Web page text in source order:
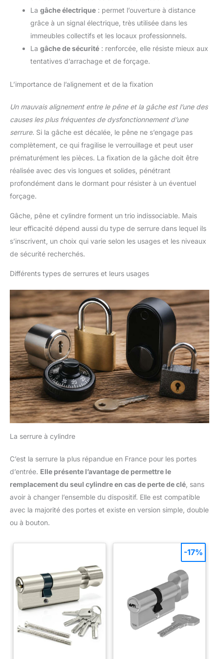
La gâche électrique : permet l’ouverture à distance
grâce à un signal électrique, très utilisée dans les
immeubles collectifs et les locaux professionnels.
La gâche de sécurité : renforcée, elle résiste mieux aux
tentatives d’arrachage et de forçage.
L’importance de l’alignement et de la fixation
Un mauvais alignement entre le pêne et la gâche est l’une des
causes les plus fréquentes de dysfonctionnement d’une
serrure. Si la gâche est décalée, le pêne ne s’engage pas
complètement, ce qui fragilise le verrouillage et peut user
prématurément les pièces. La fixation de la gâche doit être
réalisée avec des vis longues et solides, pénétrant
profondément dans le dormant pour résister à un éventuel
forçage.
Gâche, pêne et cylindre forment un trio indissociable. Mais
leur efficacité dépend aussi du type de serrure dans lequel ils
s’inscrivent, un choix qui varie selon les usages et les niveaux
de sécurité recherchés.
Différents types de serrures et leurs usages
La serrure à cylindre
C’est la serrure la plus répandue en France pour les portes
d’entrée. Elle présente l’avantage de permettre le
remplacement du seul cylindre en cas de perte de clé , sans
avoir à changer l’ensemble du dispositif. Elle est compatible
avec la majorité des portes et existe en version simple, double
ou à bouton.
-17%